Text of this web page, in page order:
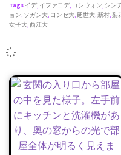
Tags イデ, イファヨデ, コシウォン, シン
ョン, ソガン大, ヨンセ大,延世大,新村,梨
女子大,西江大